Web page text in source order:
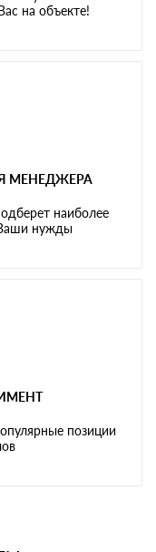
на объекте!
МЕНЕДЖЕРА
наиболее
нужды
позиции